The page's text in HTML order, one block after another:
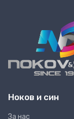
Ноков и син
За нас